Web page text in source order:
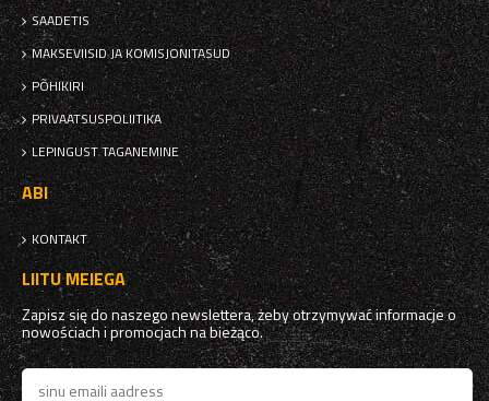
SAADETIS
MAKSEVIISID JA KOMISJONITASUD
PÕHIKIRI
PRIVAATSUSPOLIITIKA
LEPINGUST TAGANEMINE
ABI
KONTAKT
LIITU MEIEGA
Zapisz się do naszego newslettera, żeby otrzymywać informacje o
nowościach i promocjach na bieżąco.